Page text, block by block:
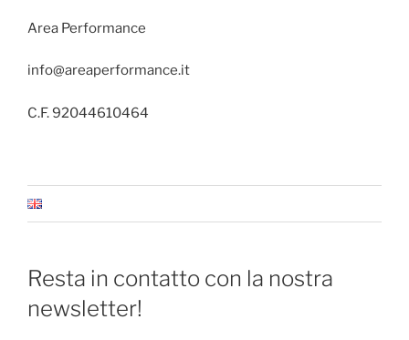
Area Performance
info@areaperformance.it
C.F. 92044610464
Resta in contatto con la nostra
newsletter!